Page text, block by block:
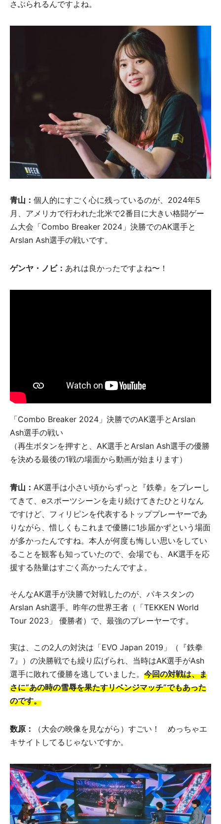
さぶられるんですよね。
青山： 個人的にすごく心に残っているのが、2024年5
月、アメリカで行われた北米で2番目に大きい格闘ゲー
ム大会「Combo Breaker 2024」決勝でのAK選手と
Arslan Ash選手の戦いです。
ゲンヤ・ノビ： あれは良かったですよね〜！
「Combo Breaker 2024」決勝でのAK選手とArslan
Ash選手の戦い
（再生ボタンを押すと、AK選手とArslan Ash選手の優勝
を決める最後の1戦の場面から動画が始まります）
青山： AK選手は小さい頃からずっと『鉄拳』をプレーし
てきて、eスポーツシーンを走り続けてきたひとりなん
ですけど、フィリピンを代表するトッププレーヤーであ
りながら、惜しくもこれまで優勝に1歩届かずという場面
が多かったんですね。本人が何度も悔しい思いをしてい
ることを観客も知っていたので、会場でも、AK選手を応
援する熱量はすごく高かったんですよ。
そんなAK選手が決勝で対戦したのが、パキスタンの
Arslan Ash選手。昨年の世界王者（「TEKKEN World
Tour 2023」 優勝者）で、最強のプレーヤーです。
実は、この2人の対決は「EVO Japan 2019」（『鉄拳
7』）の決勝戦でも繰り広げられ、当時はAK選手がAsh
選手に敗れて優勝を逃していました。 今回の対戦は、ま
さに“あの時の雪辱を果たすリベンジマッチ”でもあった
のです。
数原：
（大会の映像を見ながら）すごい！ めっちゃエ
キサイトしてるじゃないですか。